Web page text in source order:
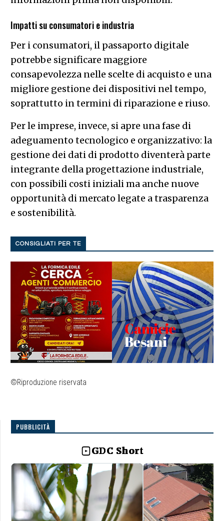
Impatti su consumatori e industria
Per i consumatori, il passaporto digitale
potrebbe significare maggiore
consapevolezza nelle scelte di acquisto e una
migliore gestione dei dispositivi nel tempo,
soprattutto in termini di riparazione e riuso.
Per le imprese, invece, si apre una fase di
adeguamento tecnologico e organizzativo: la
gestione dei dati di prodotto diventerà parte
integrante della progettazione industriale,
con possibili costi iniziali ma anche nuove
opportunità di mercato legate a trasparenza
e sostenibilità.
CONSIGLIATI PER TE
©Riproduzione riservata
PUBBLICITÀ
GDC Short